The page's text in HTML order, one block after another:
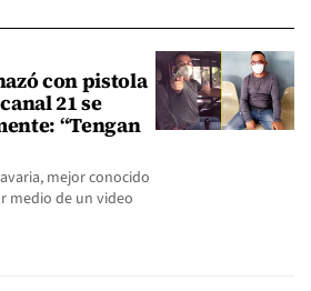
con pistola
21 se
“Tengan
mejor conocido
medio de un video